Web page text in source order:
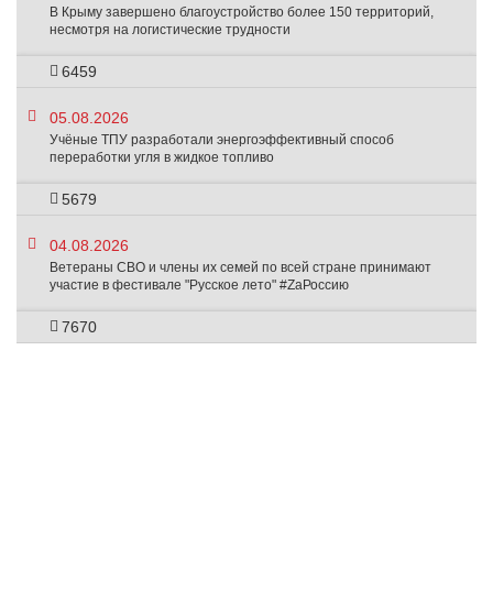
В Крыму завершено благоустройство более 150 территорий,
несмотря на логистические трудности
6459
05.08.2026
Учёные ТПУ разработали энергоэффективный способ
переработки угля в жидкое топливо
5679
04.08.2026
Ветераны СВО и члены их семей по всей стране принимают
участие в фестивале "Русское лето" #ZaРоссию
7670